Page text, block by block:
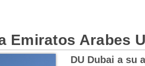
Emiratos Arabes
DU Dubai a su